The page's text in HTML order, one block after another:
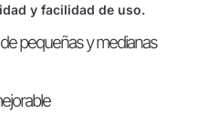
y facilidad de uso.
pequeñas y medianas